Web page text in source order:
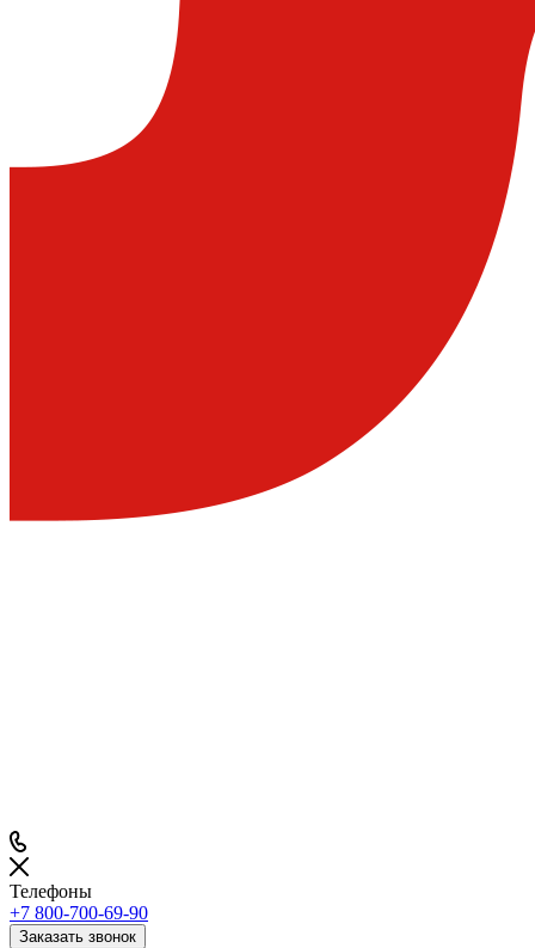
Телефоны
+7 800-700-69-90
Заказать звонок